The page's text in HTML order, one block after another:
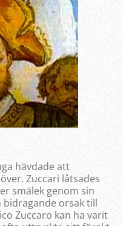
hävdade att
Zuccari låtsades
smälek genom sin
bidragande orsak till
Zuccaro kan ha varit